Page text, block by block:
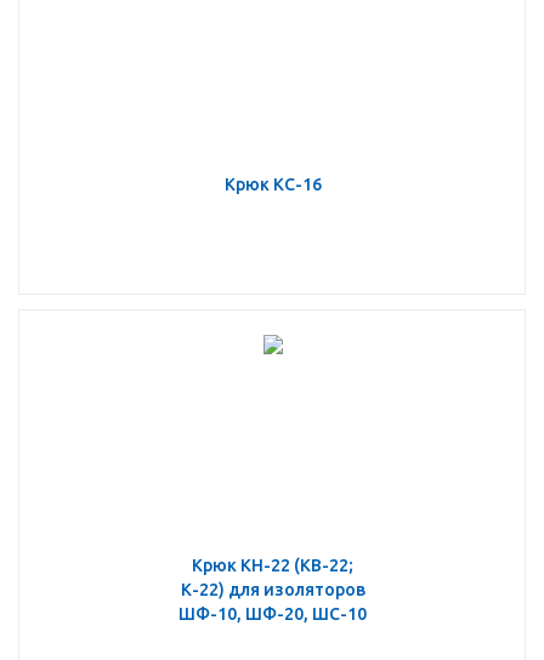
Крюк КС-16
Крюк КН-22 (КВ-22;
К-22) для изоляторов
ШФ-10, ШФ-20, ШС-10